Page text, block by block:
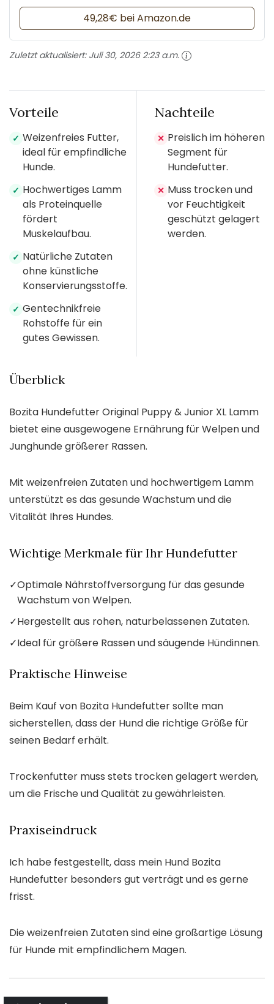
49,28€ bei Amazon.de
Zuletzt aktualisiert: Juli 30, 2026 2:23 a.m.
Vorteile
✓ Weizenfreies Futter,
ideal für empfindliche
Hunde.
✓ Hochwertiges Lamm
als Proteinquelle
fördert
Muskelaufbau.
✓ Natürliche Zutaten
ohne künstliche
Konservierungsstoffe.
✓ Gentechnikfreie
Rohstoffe für ein
gutes Gewissen.
Nachteile
✕ Preislich im höheren
Segment für
Hundefutter.
✕ Muss trocken und
vor Feuchtigkeit
geschützt gelagert
werden.
Überblick
Bozita Hundefutter Original Puppy & Junior XL Lamm
bietet eine ausgewogene Ernährung für Welpen und
Junghunde größerer Rassen.
Mit weizenfreien Zutaten und hochwertigem Lamm
unterstützt es das gesunde Wachstum und die
Vitalität Ihres Hundes.
Wichtige Merkmale für Ihr Hundefutter
✓Optimale Nährstoffversorgung für das gesunde
Wachstum von Welpen.
✓Hergestellt aus rohen, naturbelassenen Zutaten.
✓Ideal für größere Rassen und säugende Hündinnen.
Praktische Hinweise
Beim Kauf von Bozita Hundefutter sollte man
sicherstellen, dass der Hund die richtige Größe für
seinen Bedarf erhält.
Trockenfutter muss stets trocken gelagert werden,
um die Frische und Qualität zu gewährleisten.
Praxiseindruck
Ich habe festgestellt, dass mein Hund Bozita
Hundefutter besonders gut verträgt und es gerne
frisst.
Die weizenfreien Zutaten sind eine großartige Lösung
für Hunde mit empfindlichem Magen.